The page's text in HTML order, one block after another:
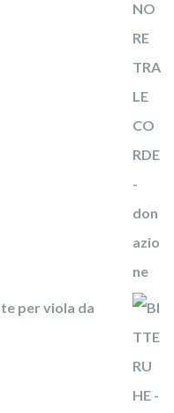
per viola da